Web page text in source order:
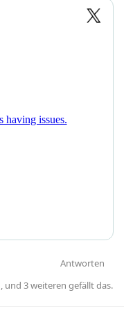
Antworten
, und 3weiteren gefällt das.